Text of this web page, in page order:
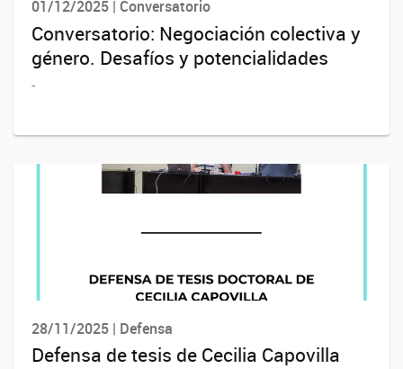
01/12/2025 | Conversatorio
Conversatorio: Negociación colectiva y
género. Desafíos y potencialidades
-
28/11/2025 | Defensa
Defensa de tesis de Cecilia Capovilla